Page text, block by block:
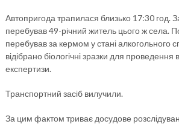
Автопригода трапилася близько 17:30 год.
перебував 49-річний житель цього ж села.
перебував за кермом у стані алкогольного
відібрано біологічні зразки для проведення
експертизи.
Транспортний засіб вилучили.
За цим фактом триває досудове